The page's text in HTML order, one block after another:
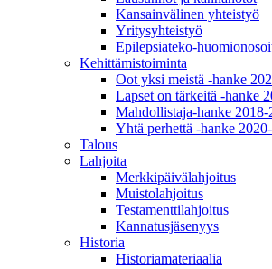
Kansainvälinen yhteistyö
Yritysyhteistyö
Epilepsiateko-
Kehittämistoiminta
Oot yksi meistä -hanke
Lapset on tärkeitä -hanke
Mahdollistaja-hanke 2018-
Yhtä perhettä -hanke
Talous
Lahjoita
Merkkipäivälahjoitus
Muistolahjoitus
Testamenttilahjoitus
Kannatusjäsenyys
Historia
Historiamateriaalia